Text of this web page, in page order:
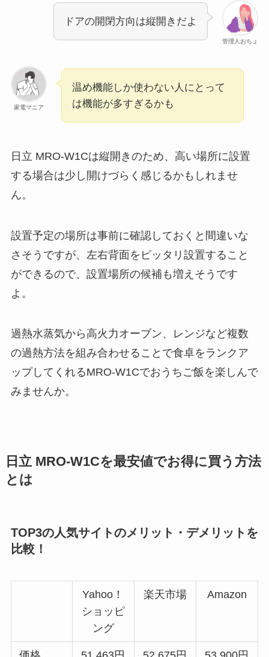
管理人おちょ
ドアの開閉方向は縦開きだよ
家電マニア
温め機能しか使わない人にとって
は機能が多すぎるかも
日立 MRO-W1Cは縦開きのため、高い場所に設置
する場合は少し開けづらく感じるかもしれませ
ん。
設置予定の場所は事前に確認しておくと間違いな
さそうですが、左右背面をピッタリ設置すること
ができるので、設置場所の候補も増えそうです
よ。
過熱水蒸気から高火力オーブン、レンジなど複数
の過熱方法を組み合わせることで食卓をランクア
ップしてくれるMRO-W1Cでおうちご飯を楽しんで
みませんか。
日立 MRO-W1Cを最安値でお得に買う方法
とは
TOP3の人気サイトのメリット・デメリットを
比較！
Yahoo！
ショッピ
ング
楽天市場 Amazon